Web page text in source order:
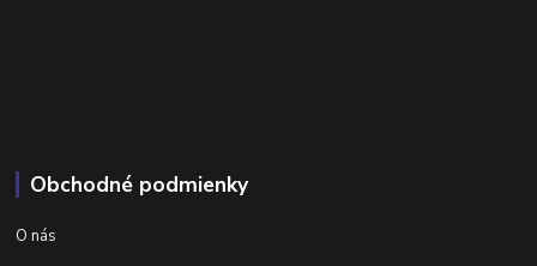
Obchodné podmienky
O nás